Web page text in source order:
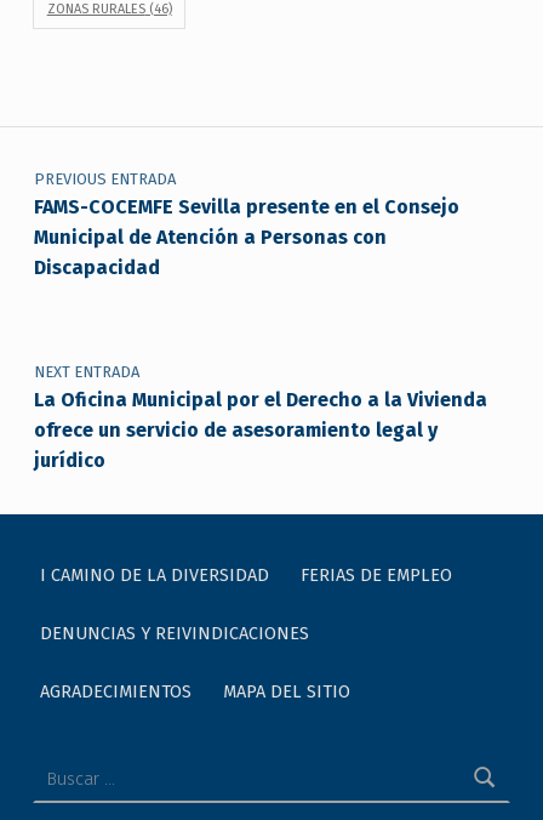
ZONAS RURALES(46)
Navegación de entradas
PREVIOUS ENTRADA
FAMS-COCEMFE Sevilla presente en el Consejo
Municipal de Atención a Personas con
Discapacidad
NEXT ENTRADA
La Oficina Municipal por el Derecho a la Vivienda
ofrece un servicio de asesoramiento legal y
jurídico
I CAMINO DE LA DIVERSIDAD FERIAS DE EMPLEO
DENUNCIAS Y REIVINDICACIONES
AGRADECIMIENTOS MAPA DEL SITIO